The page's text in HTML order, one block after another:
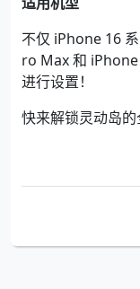
不仅 iPhone 16
ro Max 和
进行设置！
快来解锁灵动岛的